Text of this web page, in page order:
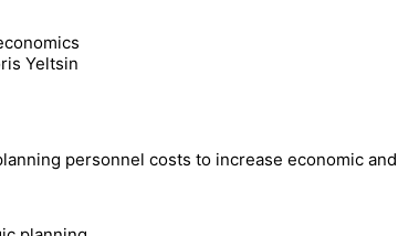
Yeltsin
personnel costs to increase economic